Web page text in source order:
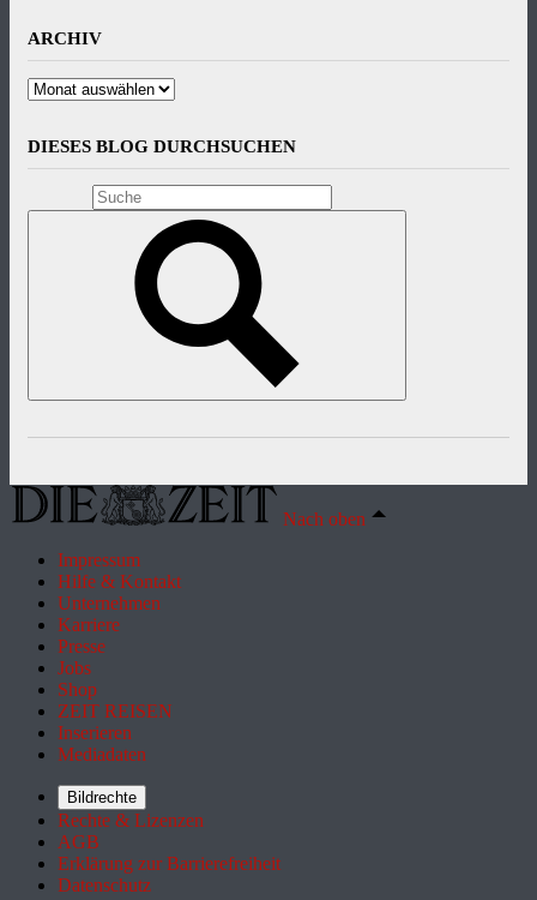
ARCHIV
Archiv
DIESES BLOG DURCHSUCHEN
Nach oben
Impressum
Hilfe & Kontakt
Unternehmen
Karriere
Presse
Jobs
Shop
ZEIT REISEN
Inserieren
Mediadaten
Bildrechte
Rechte & Lizenzen
AGB
Erklärung zur Barrierefreiheit
Datenschutz